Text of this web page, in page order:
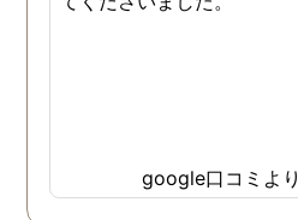
google口コミより